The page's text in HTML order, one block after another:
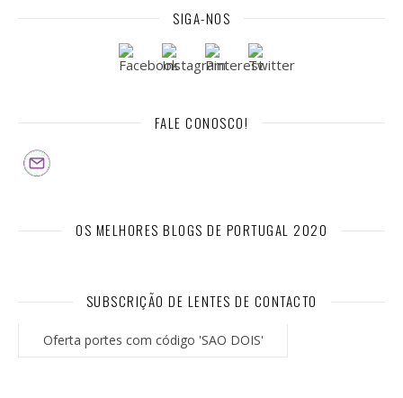
SIGA-NOS
FALE CONOSCO!
OS MELHORES BLOGS DE PORTUGAL 2020
SUBSCRIÇÃO DE LENTES DE CONTACTO
Oferta portes com código 'SAO DOIS'